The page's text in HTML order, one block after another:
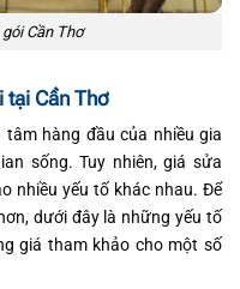
Cần Thơ
tại Cần Thơ
hàng đầu của nhiều gia
sống. Tuy nhiên, giá sửa
nhiều yếu tố khác nhau. Để
dưới đây là những yếu tố
giá tham khảo cho một số